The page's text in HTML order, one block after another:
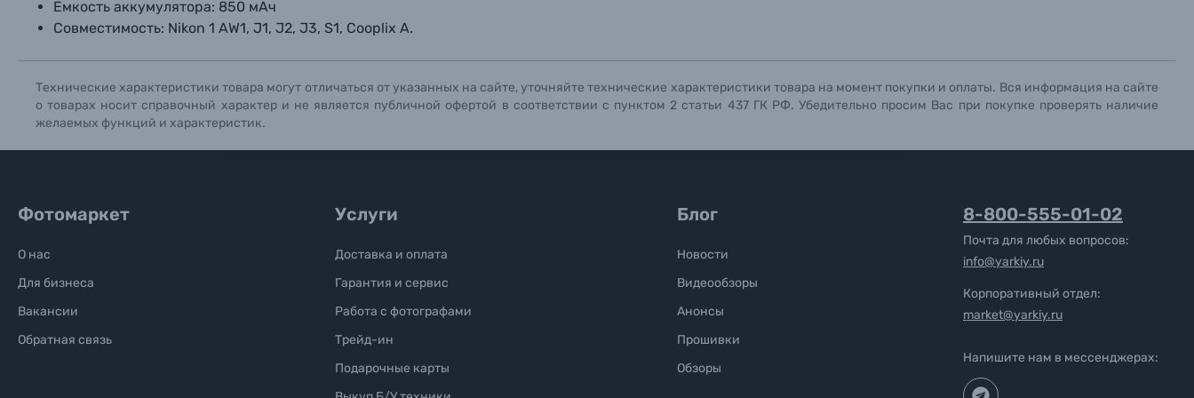
Солнцезащитные очки
Уценённые товары
Ёмкость аккумулятора: 850 мАч
Совместимость: Nikon 1 AW1, J1, J2, J3, S1, Cooplix A.
Технические характеристики товара могут отличаться от указанных на сайте, уточняйте технические характеристики товара на момент покупки и оплаты. Вся информация на сайте
о товарах носит справочный характер и не является публичной офертой в соответствии с пунктом 2 статьи 437 ГК РФ. Убедительно просим Вас при покупке проверять наличие
желаемых функций и характеристик.
Фотомаркет
О нас
Для бизнеса
Вакансии
Обратная связь
Услуги
Доставка и оплата
Гарантия и сервис
Работа с фотографами
Трейд-ин
Подарочные карты
Блог
Новости
Видеообзоры
Анонсы
Прошивки
Обзоры
8-800-555-01-02
Почта для любых вопросов:
info@yarkiy.ru
Корпоративный отдел:
market@yarkiy.ru
Напишите нам в мессенджерах: